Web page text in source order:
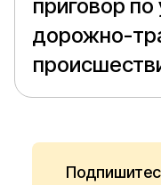
приговор
дорожно-
гибель